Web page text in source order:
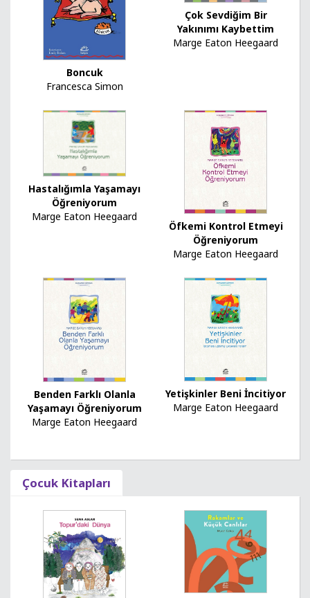
Boncuk
Francesca Simon
Çok Sevdiğim Bir
Yakınımı Kaybettim
Marge Eaton Heegaard
Hastalığımla Yaşamayı
Öğreniyorum
Marge Eaton Heegaard
Öfkemi Kontrol Etmeyi
Öğreniyorum
Marge Eaton Heegaard
Benden Farklı Olanla
Yaşamayı Öğreniyorum
Marge Eaton Heegaard
Yetişkinler Beni İncitiyor
Marge Eaton Heegaard
Çocuk Kitapları